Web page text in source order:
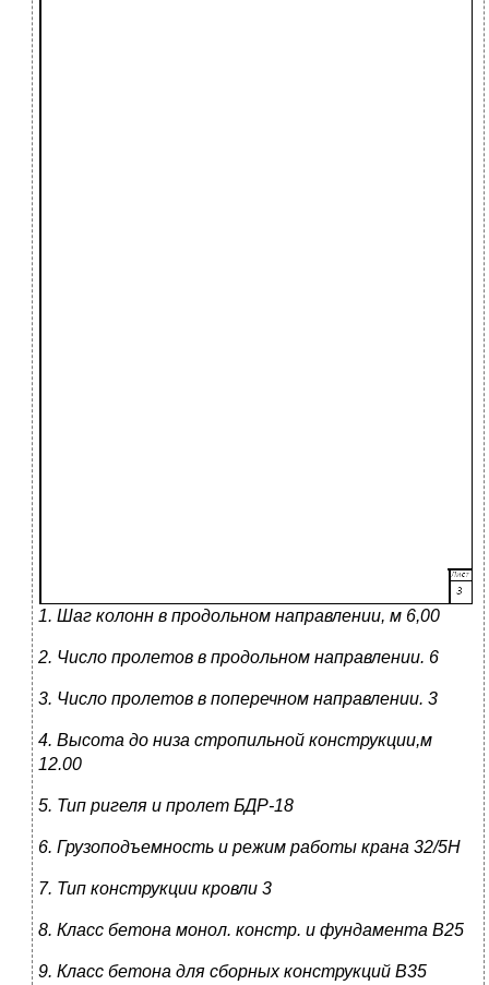
1. Шаг колонн в продольном направлении, м 6,00
2. Число пролетов в продольном направлении. 6
3. Число пролетов в поперечном направлении. 3
4. Высота до низа стропильной конструкции,м
12.00
5. Тип ригеля и пролет БДР-18
6. Грузоподъемность и режим работы крана 32/5Н
7. Тип конструкции кровли 3
8. Класс бетона монол. констр. и фундамента В25
9. Класс бетона для сборных конструкций В35